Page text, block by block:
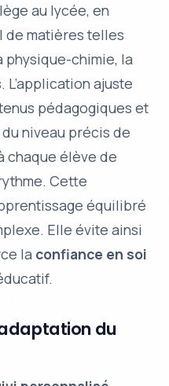
au lycée, en
de matières telles
physique-chimie, la
. L’application ajuste
pédagogiques et
niveau précis de
chaque élève de
Cette
équilibré
Elle évite ainsi
la confiance en soi
du